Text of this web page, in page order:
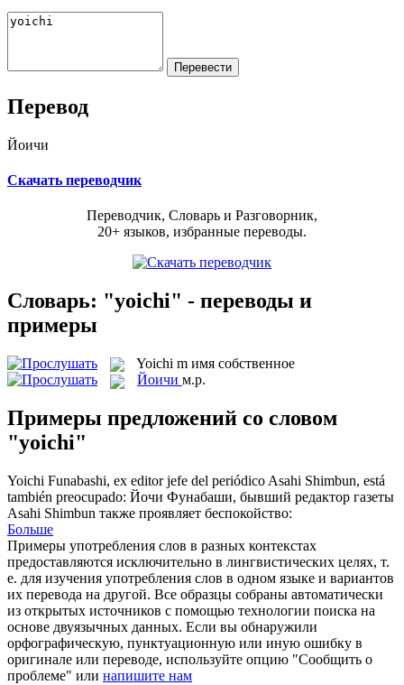
Перевод
Йоичи
Скачать переводчик
Переводчик, Словарь и Разговорник,
20+ языков, избранные переводы.
Словарь: "yoichi" - переводы и
примеры
Yoichi m имя собственное
Йоичи м.р.
Примеры предложений со словом
"yoichi"
Yoichi Funabashi, ex editor jefe del periódico Asahi Shimbun, está
también preocupado: Йочи Фунабаши, бывший редактор газеты
Asahi Shimbun также проявляет беспокойство:
Больше
Примеры употребления слов в разных контекстах
предоставляются исключительно в лингвистических целях, т.
е. для изучения употребления слов в одном языке и вариантов
их перевода на другой. Все образцы собраны автоматически
из открытых источников с помощью технологии поиска на
основе двуязычных данных. Если вы обнаружили
орфографическую, пунктуационную или иную ошибку в
оригинале или переводе, используйте опцию "Сообщить о
проблеме" или напишите нам